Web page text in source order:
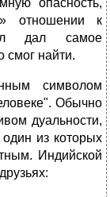
опасность,
отношении к
дал самое
смог найти.
символом
Обычно
дуальности,
из которых
Индийской